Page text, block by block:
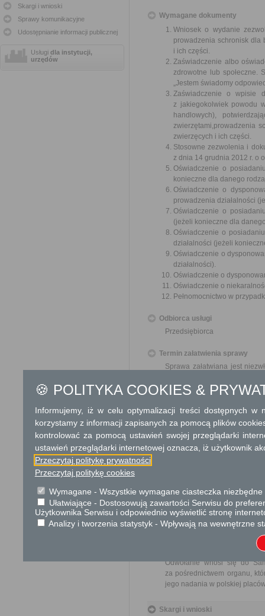
Skargi i wnioski
Sprawy komunikacyjne
Udostępnianie informacji publicznej
Usługi dla instytucji,
urzędów
Wymagane dokumenty
Wniosek o wydanie
prowadzenia schronisk dla
i ich części.
Zaświadczenie albo
zdrowotne lub społeczne.
„Jestem świadomy
Zaświadczenie o wpisie
z jakiegokolwiek powodu
handlowych),
zwierzętami,prowadzenia
zwierzęcych i ich części.
Stosowne zezwolenia i
z dnia 14 grudnia 2012 r. o
Oświadczenie o
konieczne dla danego
Oświadczenie o
prowadzenia działalności
Oświadczenie o
(jeżeli konieczne dla
Oświadczenie o
działalności (jeżeli
Oświadczenie o
działalności).
Oświadczenie o
Oświadczenie o
Pełnomocnictwo w
Odbiorca usługi
Przedsiębiorca
Termin załatwienia sprawy
Sprawa załatwiana jest
zawieszenia postępowania
W przypadku spraw
Informacja
Dodatkowe
616 zł opłata skarbowa
zwierzętami; prowadzenia
zwierzęcych i ich części.
17 zł opłata skarbowa za
Odwołanie wnosi się do
za pośrednictwem organu,
jego nadania w polskiej
Skargi i wnioski
🍪 POLITYKA COOKIES &
Informujemy, iż w celu optymalizacji treści dostępnych w
korzystamy z informacji zapisanych za pomocą plików
kontrolować za pomocą ustawień swojej przeglądarki
ustawień przeglądarki internetowej oznacza, iż użytkownik
Przeczytaj politykę prywatności
Przeczytaj politykę cookies
Wymagane - Wszystkie wymagane ciasteczka
Ułatwiające - Dostosowują zawartości Serwisu do
Użytkownika Serwisu i odpowiednio wyświetlić stronę
Analizy i tworzenia statystyk - Wpływają na wewnętrzne